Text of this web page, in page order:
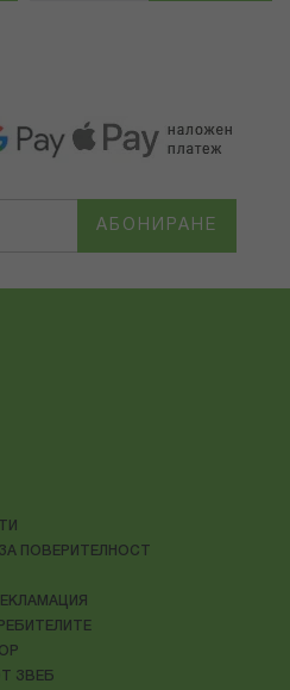
АБОНИРАНЕ
ПОВЕРИТЕЛНОСТ
ЗВЕБ